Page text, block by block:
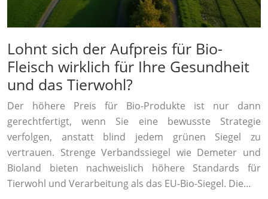
Lohnt sich der Aufpreis für Bio-
Fleisch wirklich für Ihre Gesundheit
und das Tierwohl?
Der höhere Preis für Bio-Produkte ist nur dann
gerechtfertigt, wenn Sie eine bewusste Strategie
verfolgen, anstatt blind jedem grünen Siegel zu
vertrauen. Strenge Verbandssiegel wie Demeter und
Bioland bieten nachweislich höhere Standards für
Tierwohl und Verarbeitung als das EU-Bio-Siegel. Die…